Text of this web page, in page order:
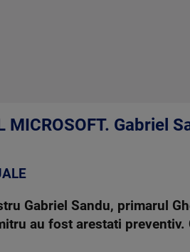
MICROSOFT.
Gabriel Sandu, primarul
au fost arestati